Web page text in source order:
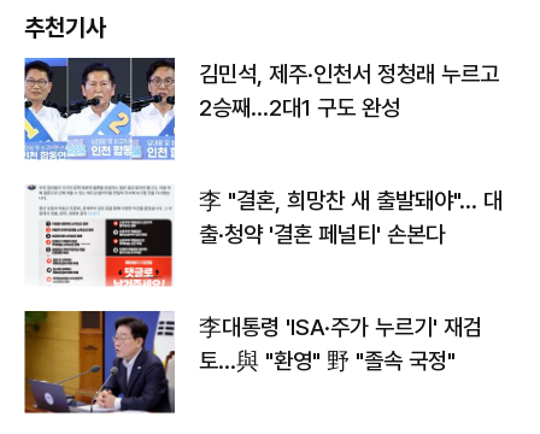
추천기사
김민석, 제주·인천서 정청래 누르고
2승째…2대1 구도 완성
李 "결혼, 희망찬 새 출발돼야"… 대
출·청약 '결혼 페널티' 손본다
李대통령 'ISA·주가 누르기' 재검
토…與 "환영" 野 "졸속 국정"